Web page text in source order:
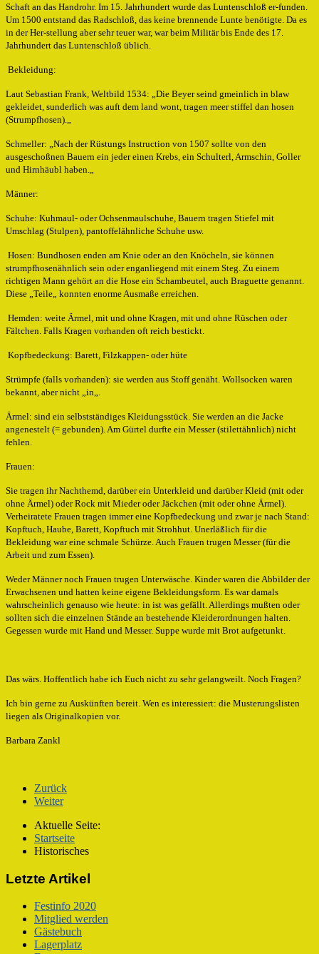
Schaft an das Handrohr. Im 15. Jahrhundert wurde das Luntenschloß er-funden.
Um 1500 entstand das Radschloß, das keine brennende Lunte benötigte. Da es
in der Her-stellung aber sehr teuer war, war beim Militär bis Ende des 17.
Jahrhundert das Luntenschloß üblich.
Bekleidung:
Laut Sebastian Frank, Weltbild 1534: „Die Beyer seind gmeinlich in blaw
gekleidet, sunderlich was auft dem land wont, tragen meer stiffel dan hosen
(Strumpfhosen).„
Schmeller: „Nach der Rüstungs Instruction von 1507 sollte von den
ausgeschoßnen Bauern ein jeder einen Krebs, ein Schulterl, Armschin, Goller
und Hirnhäubl haben.„
Männer:
Schuhe: Kuhmaul- oder Ochsenmaulschuhe, Bauern tragen Stiefel mit
Umschlag (Stulpen), pantoffelähnliche Schuhe usw.
Hosen: Bundhosen enden am Knie oder an den Knöcheln, sie können
strumpfhosenähnlich sein oder enganliegend mit einem Steg. Zu einem
richtigen Mann gehört an die Hose ein Schambeutel, auch Braguette genannt.
Diese „Teile„ konnten enorme Ausmaße erreichen.
Hemden: weite Ärmel, mit und ohne Kragen, mit und ohne Rüschen oder
Fältchen. Falls Kragen vorhanden oft reich bestickt.
Kopfbedeckung: Barett, Filzkappen- oder hüte
Strümpfe (falls vorhanden): sie werden aus Stoff genäht. Wollsocken waren
bekannt, aber nicht „in„.
Ärmel: sind ein selbstständiges Kleidungsstück. Sie werden an die Jacke
angenestelt (= gebunden). Am Gürtel durfte ein Messer (stilettähnlich) nicht
fehlen.
Frauen:
Sie tragen ihr Nachthemd, darüber ein Unterkleid und darüber Kleid (mit oder
ohne Ärmel) oder Rock mit Mieder oder Jäckchen (mit oder ohne Ärmel).
Verheiratete Frauen tragen immer eine Kopfbedeckung und zwar je nach Stand:
Kopftuch, Haube, Barett, Kopftuch mit Strohhut. Unerläßlich für die
Bekleidung war eine schmale Schürze. Auch Frauen trugen Messer (für die
Arbeit und zum Essen).
Weder Männer noch Frauen trugen Unterwäsche. Kinder waren die Abbilder der
Erwachsenen und hatten keine eigene Bekleidungsform. Es war damals
wahrscheinlich genauso wie heute: in ist was gefällt. Allerdings mußten oder
sollten sich die einzelnen Stände an bestehende Kleiderordnungen halten.
Gegessen wurde mit Hand und Messer. Suppe wurde mit Brot aufgetunkt.
Das wärs. Hoffentlich habe ich Euch nicht zu sehr gelangweilt. Noch Fragen?
Ich bin gerne zu Auskünften bereit. Wen es interessiert: die Musterungslisten
liegen als Originalkopien vor.
Barbara Zankl
Zurück
Weiter
Aktuelle Seite:
Startseite
Historisches
Letzte Artikel
Festinfo 2020
Mitglied werden
Gästebuch
Lagerplatz